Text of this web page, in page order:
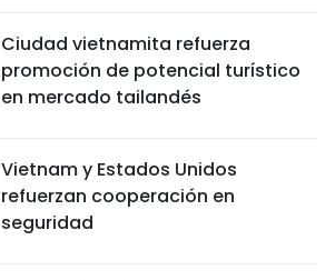
Ciudad vietnamita refuerza
promoción de potencial turístico
en mercado tailandés
Vietnam y Estados Unidos
refuerzan cooperación en
seguridad